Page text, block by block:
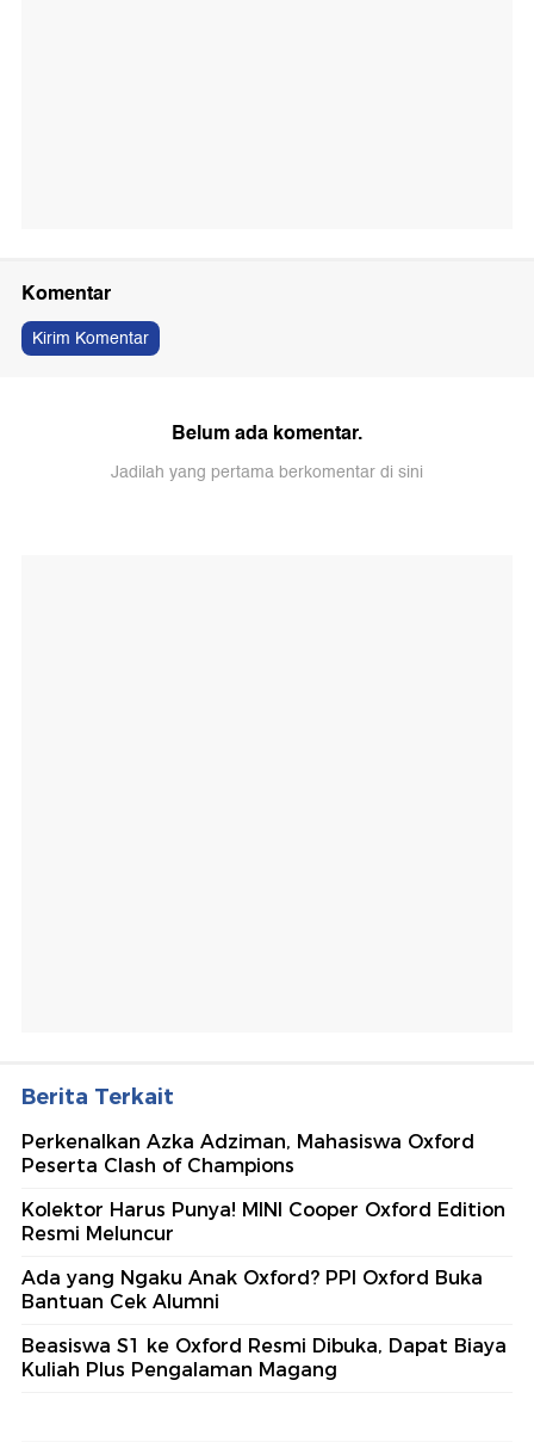
Komentar
Kirim Komentar
Belum ada komentar.
Jadilah yang pertama berkomentar di sini
Berita Terkait
Perkenalkan Azka Adziman, Mahasiswa Oxford
Peserta Clash of Champions
Kolektor Harus Punya! MINI Cooper Oxford Edition
Resmi Meluncur
Ada yang Ngaku Anak Oxford? PPI Oxford Buka
Bantuan Cek Alumni
Beasiswa S1 ke Oxford Resmi Dibuka, Dapat Biaya
Kuliah Plus Pengalaman Magang